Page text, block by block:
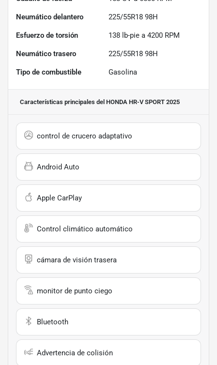
Neumático delantero 225/55R18 98H
Esfuerzo de torsión 138 lb-pie a 4200 RPM
Neumático trasero 225/55R18 98H
Tipo de combustible Gasolina
Características principales del HONDA HR-V SPORT 2025
control de crucero adaptativo
Android Auto
Apple CarPlay
Control climático automático
cámara de visión trasera
monitor de punto ciego
Bluetooth
Advertencia de colisión